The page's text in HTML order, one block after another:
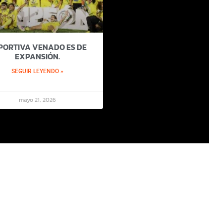
VENADO ES DE
EXPANSIÓN.
SEGUIR LEYENDO »
mayo 21, 2026